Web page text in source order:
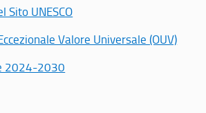
Sito UNESCO
Valore Universale (OUV)
2024-2030